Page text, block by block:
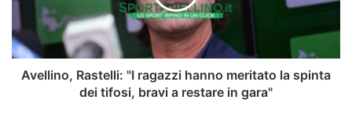
meritato
spinta
dei
tifosi,
Avellino, Rastelli: "I ragazzi hanno meritato la spinta
dei tifosi, bravi a restare in gara"